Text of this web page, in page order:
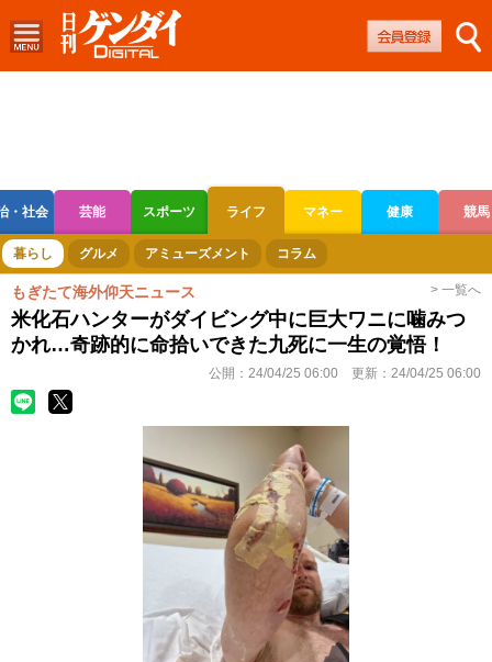
・社会 芸能 スポーツ ライフ マネー 健康 競馬
ボートレース 競輪 オートレース
暮らし グルメ アミューズメント コラム
もぎたて海外仰天ニュース > 一覧へ
米化石ハンターがダイビング中に巨大ワニに噛みつ
かれ…奇跡的に命拾いできた九死に一生の覚悟！
公開： 24/04/25 06:00 更新： 24/04/25 06:00